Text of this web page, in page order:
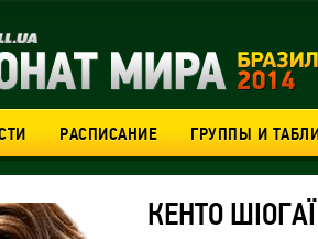
РАСПИСАНИЕ ГРУППЫ И
КЕНТО ШІОГАЇ